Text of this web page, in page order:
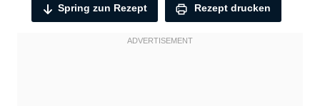
Spring zun Rezept Rezept drucken